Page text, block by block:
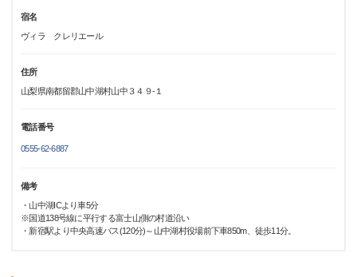
宿名
ヴィラ クレリエール
住所
山梨県南都留郡山中湖村山中３４９-１
電話番号
0555-62-6887
備考
・山中湖ICより車5分
※国道138号線に平行する富士山側の村道沿い
・新宿駅より中央高速バス(120分)～山中湖村役場前下車850m、徒歩11分。